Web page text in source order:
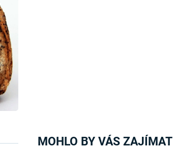
MOHLO BY VÁS ZAJÍMAT